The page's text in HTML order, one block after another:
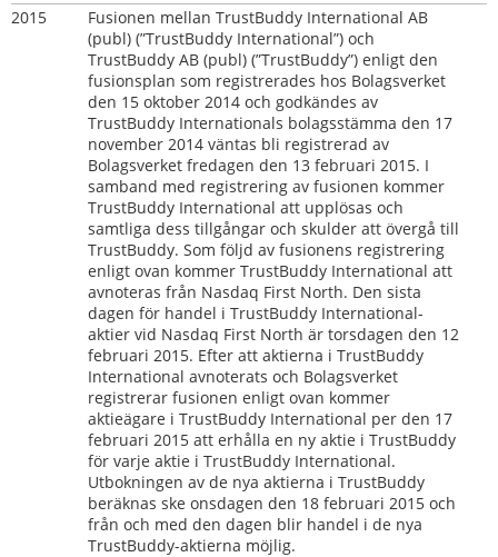
2015
Fusionen mellan TrustBuddy International AB
(publ) (”TrustBuddy International”) och
TrustBuddy AB (publ) (”TrustBuddy”) enligt den
fusionsplan som registrerades hos Bolagsverket
den 15 oktober 2014 och godkändes av
TrustBuddy Internationals bolagsstämma den 17
november 2014 väntas bli registrerad av
Bolagsverket fredagen den 13 februari 2015. I
samband med registrering av fusionen kommer
TrustBuddy International att upplösas och
samtliga dess tillgångar och skulder att övergå till
TrustBuddy. Som följd av fusionens registrering
enligt ovan kommer TrustBuddy International att
avnoteras från Nasdaq First North. Den sista
dagen för handel i TrustBuddy International-
aktier vid Nasdaq First North är torsdagen den 12
februari 2015. Efter att aktierna i TrustBuddy
International avnoterats och Bolagsverket
registrerar fusionen enligt ovan kommer
aktieägare i TrustBuddy International per den 17
februari 2015 att erhålla en ny aktie i TrustBuddy
för varje aktie i TrustBuddy International.
Utbokningen av de nya aktierna i TrustBuddy
beräknas ske onsdagen den 18 februari 2015 och
från och med den dagen blir handel i de nya
TrustBuddy-aktierna möjlig.